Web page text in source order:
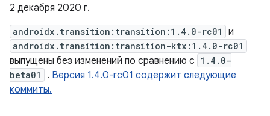
2 декабря 2020 г.
androidx.transition:transition:1.4.0-rc01 и
androidx.transition:transition-ktx:1.4.0-rc01
выпущены без изменений по сравнению с 1.4.0-
beta01
. Версия 1.4.0-rc01 содержит следующие
коммиты.